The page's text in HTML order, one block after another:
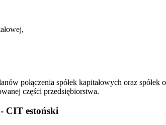
połączenia spółek kapitałowych oraz
części przedsiębiorstwa.
CIT estoński